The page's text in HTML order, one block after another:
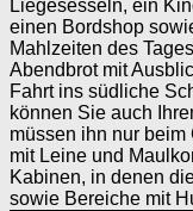
Liegesesseln, ein
einen Bordshop
Mahlzeiten des
Abendbrot mit
Fahrt ins südliche
können Sie auch
müssen ihn nur
mit Leine und
Kabinen, in denen
sowie Bereiche mit